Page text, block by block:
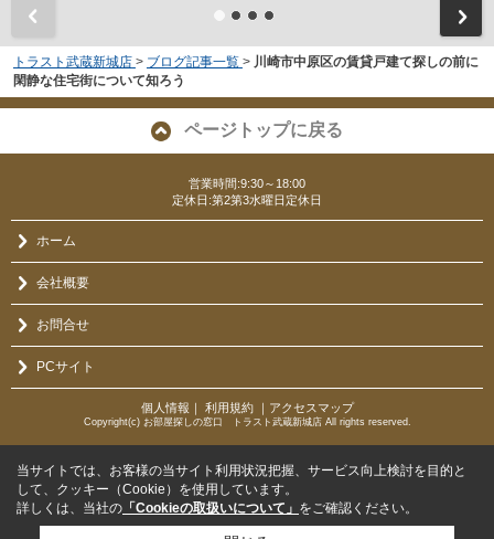
トラスト武蔵新城店 > ブログ記事一覧 > 川崎市中原区の賃貸戸建て探しの前に
閑静な住宅街について知ろう
ページトップに戻る
営業時間:9:30～18:00
定休日:第2第3水曜日定休日
ホーム
会社概要
お問合せ
PCサイト
個人情報 ｜ 利用規約｜ アクセスマップ
Copyright(c) お部屋探しの窓口 トラスト武蔵新城店 All rights reserved.
当サイトでは、お客様の当サイト利用状況把握、サービス向上検討を目的と
して、クッキー（Cookie）を使用しています。
詳しくは、当社の 「Cookieの取扱いについて」 をご確認ください。